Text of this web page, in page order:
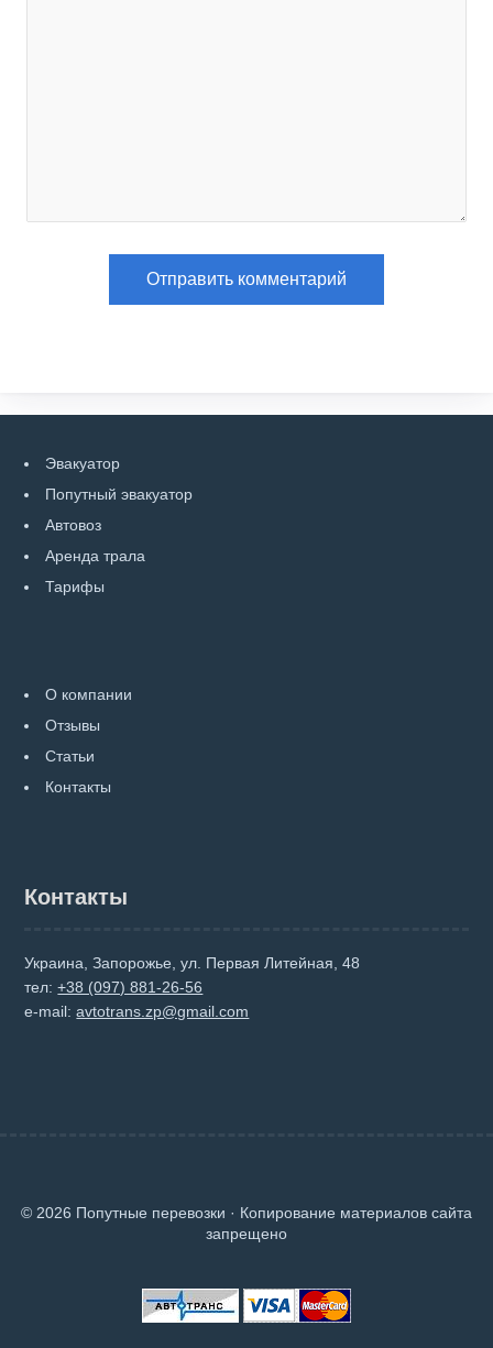
Эвакуатор
Попутный эвакуатор
Автовоз
Аренда трала
Тарифы
О компании
Отзывы
Статьи
Контакты
Контакты
Украина, Запорожье, ул. Первая Литейная, 48
тел:+38 (097) 881-26-56
e-mail:avtotrans.zp@gmail.com
© 2026 Попутные перевозки · Копирование материалов сайта
запрещено